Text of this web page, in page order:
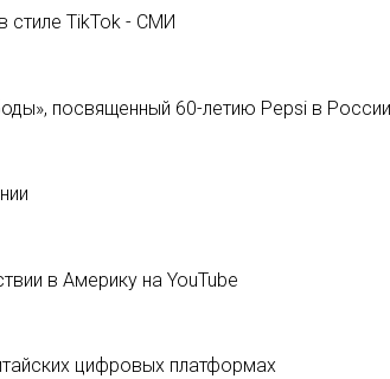
стиле TikTok - СМИ
посвященный 60-летию Pepsi в России
в Америку на YouTube
цифровых платформах